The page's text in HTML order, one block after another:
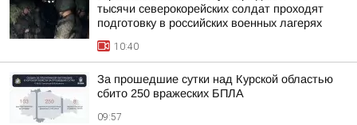
тысячи северокорейских солдат проходят
подготовку в российских военных лагерях
10:40
За прошедшие сутки над Курской областью
сбито 250 вражеских БПЛА
09:57